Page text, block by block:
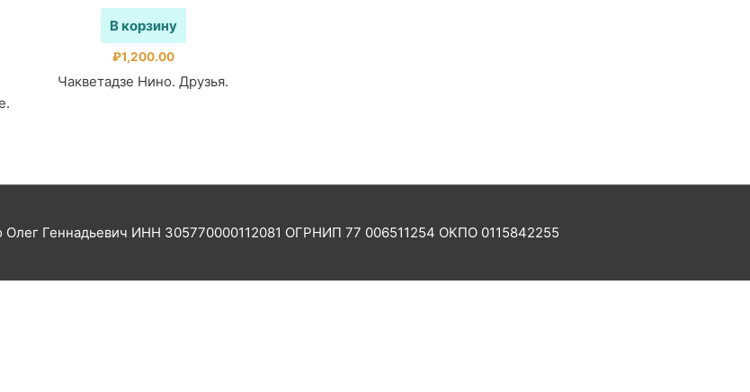
В корзину
₽1,200.00
Чакветадзе Нино. Друзья.
Олег Геннадьевич ИНН 305770000112081 ОГРНИП 77 006511254 ОКПО 0115842255